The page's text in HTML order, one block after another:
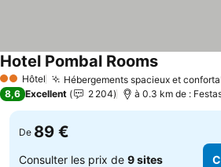
2 Étoiles
Hôtel Hébergements spacieux et
Hotel Pombal RoomsConsulter
8,6 Excellent 2 204 à 0.3 km de :
De 89 €
Consulter les prix de 9 sites